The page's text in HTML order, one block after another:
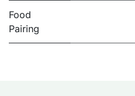
Food
Pairing